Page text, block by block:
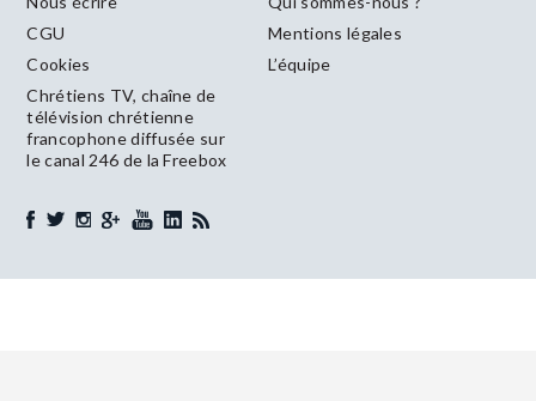
CGU
Mentions légales
Cookies
L’équipe
Chrétiens TV, chaîne de
télévision chrétienne
francophone diffusée sur
le canal 246 de la Freebox